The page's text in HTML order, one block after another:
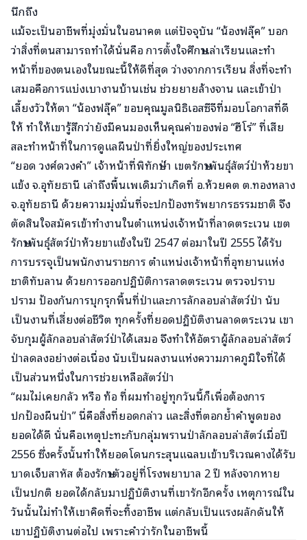
นึกถึง
แม้จะเป็นอาชีพที่มุ่งมั่นในอนาคต แต่ปัจจุบัน “น้องฟลุ๊ค” บอก
ว่าสิ่งที่ตนสามารถทำได้นั่นคือ การตั้งใจศึกษาเล่าเรียนและทำ
หน้าที่ของตนเองในขณะนี้ให้ดีที่สุด ว่างจากการเรียน สิ่งที่จะทำ
เสมอคือการแบ่งเบางานบ้านเช่น ช่วยยายล้างจาน และเข้าป่า
เลี้ยงวัวให้ตา “น้องฟลุ๊ค” ขอบคุณมูลนิธิเอสซีจีที่มอบโอกาสที่ดี
ให้ ทำให้เขารู้สึกว่ายังมีคนมองเห็นคุณค่าของพ่อ “ฮีโร่” ที่เสีย
สละทำหน้าที่ในการดูแลผืนป่าที่ยิ่งใหญ่ของประเทศ
“ยอด วงศ์ดวงคำ” เจ้าหน้าที่พิทักษ์ป่า เขตรักษาพันธุ์สัตว์ป่าห้วยขา
แข้ง จ.อุทัยธานี เล่าถึงพื้นเพเดิมว่าเกิดที่ อ.ห้วยคต ต.ทองหลาง
จ.อุทัยธานี ด้วยความมุ่งมั่นที่จะปกป้องทรัพยากรธรรมชาติ จึง
ตัดสินใจสมัครเข้าทำงานในตำแหน่งเจ้าหน้าที่ลาดตระเวน เขต
รักษาพันธุ์สัตว์ป่าห้วยขาแข้งในปี 2547 ต่อมาในปี 2555 ได้รับ
การบรรจุเป็นพนักงานราชการ ตำแหน่งเจ้าหน้าที่อุทยานแห่ง
ชาติทับลาน ด้วยการออกปฏิบัติการลาดตระเวน ตรวจปราบ
ปราม ป้องกันการบุกรุกพื้นที่ป่าและการลักลอบล่าสัตว์ป่า นับ
เป็นงานที่เสี่ยงต่อชีวิต ทุกครั้งที่ยอดปฏิบัติงานลาดตระเวน เขา
จับกุมผู้ลักลอบล่าสัตว์ป่าได้เสมอ จึงทำให้อัตราผู้ลักลอบล่าสัตว์
ป่าลดลงอย่างต่อเนื่อง นับเป็นผลงานแห่งความภาคภูมิใจที่ได้
เป็นส่วนหนึ่งในการช่วยเหลือสัตว์ป่า
“ผมไม่เคยกลัว หรือ ท้อ ที่ผมทำอยู่ทุกวันนี้ก็เพื่อต้องการ
ปกป้องผืนป่า” นี่คือสิ่งที่ยอดกล่าว และสิ่งที่ตอกย้ำคำพูดของ
ยอดได้ดี นั่นคือเหตุปะทะกับกลุ่มพรานป่าลักลอบล่าสัตว์เมื่อปี
2556 ซึ่งครั้งนั้นทำให้ยอดโดนกระสุนแฉลบเข้าบริเวณคางได้รับ
บาดเจ็บสาหัส ต้องรักษาตัวอยู่ที่โรงพยาบาล 2 ปี หลังจากหาย
เป็นปกติ ยอดได้กลับมาปฏิบัติงานที่เขารักอีกครั้ง เหตุการณ์ใน
วันนั้นไม่ทำให้เขาคิดที่จะทิ้งอาชีพ แต่กลับเป็นแรงผลักดันให้
เขาปฏิบัติงานต่อไป เพราะคำว่ารักในอาชีพนี้